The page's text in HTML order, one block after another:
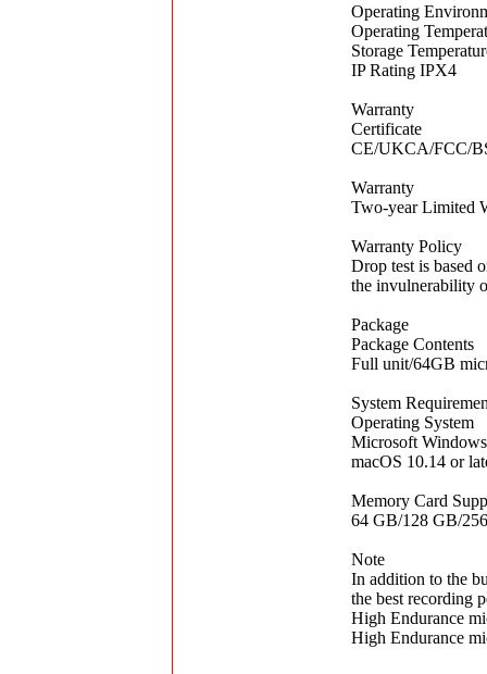
Operating
Operating
Storage
IP Rating IPX4
Warranty
Certificate
CE/UKCA/FCC/
Warranty
Two-year Limited
Warranty Policy
Drop test is based
the invulnerability
Package
Package Contents
Full unit/64GB
System
Operating System
Microsoft
macOS 10.14 or
Memory Card
64 GB/128 GB/
Note
In addition to the
the best recording
High Endurance
High Endurance